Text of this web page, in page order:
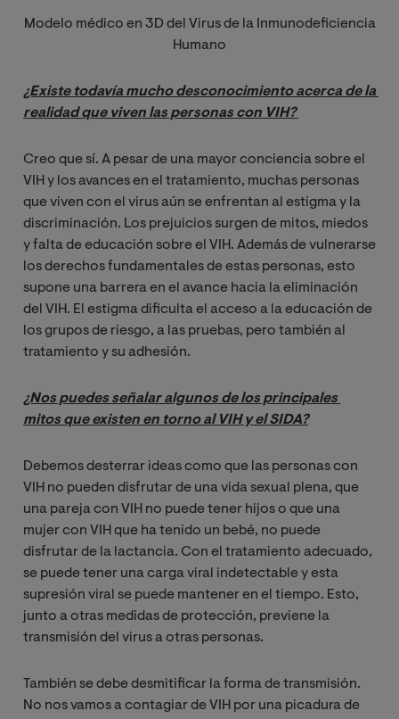
Modelo médico en 3D del Virus de la Inmunodeficiencia
Humano
¿Existe todavía mucho desconocimiento acerca de la
realidad que viven las personas con VIH?
Creo que sí. A pesar de una mayor conciencia sobre el
VIH y los avances en el tratamiento, muchas personas
que viven con el virus aún se enfrentan al estigma y la
discriminación. Los prejuicios surgen de mitos, miedos
y falta de educación sobre el VIH. Además de vulnerarse
los derechos fundamentales de estas personas, esto
supone una barrera en el avance hacia la eliminación
del VIH. El estigma dificulta el acceso a la educación de
los grupos de riesgo, a las pruebas, pero también al
tratamiento y su adhesión.
¿Nos puedes señalar algunos de los principales
mitos que existen en torno al VIH y el SIDA?
Debemos desterrar ideas como que las personas con
VIH no pueden disfrutar de una vida sexual plena, que
una pareja con VIH no puede tener hijos o que una
mujer con VIH que ha tenido un bebé, no puede
disfrutar de la lactancia. Con el tratamiento adecuado,
se puede tener una carga viral indetectable y esta
supresión viral se puede mantener en el tiempo. Esto,
junto a otras medidas de protección, previene la
transmisión del virus a otras personas.
También se debe desmitificar la forma de transmisión.
No nos vamos a contagiar de VIH por una picadura de